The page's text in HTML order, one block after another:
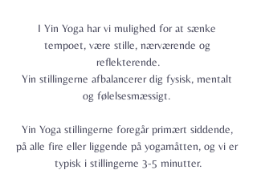
I Yin Yoga har vi mulighed for at sænke
tempoet, være stille, nærværende og
reflekterende.
Yin stillingerne afbalancerer dig fysisk, mentalt
og følelsesmæssigt.
Yin Yoga stillingerne foregår primært siddende,
på alle fire eller liggende på yogamåtten, og vi er
typisk i stillingerne 3-5 minutter.